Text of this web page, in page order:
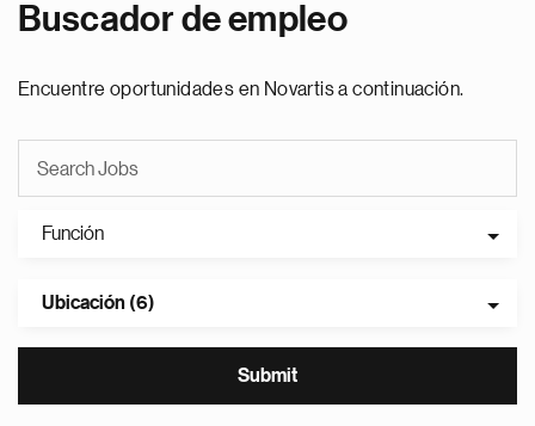
Buscador de empleo
Encuentre oportunidades en Novartis a continuación.
Función
Ubicación (6)